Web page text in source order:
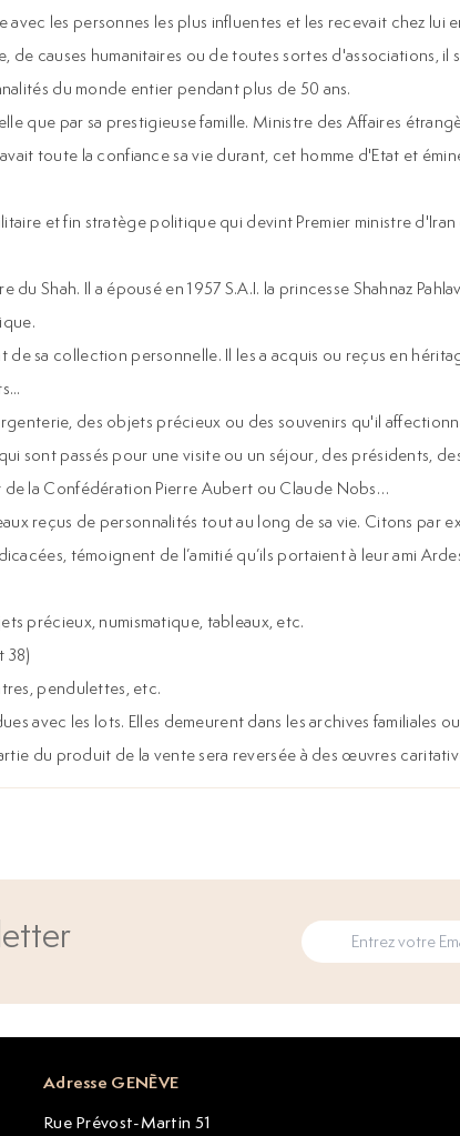
les personnes les plus influentes et les recevait chez lui
de causes humanitaires ou de toutes sortes d'associations,
du monde entier pendant plus de 50 ans.
que par sa prestigieuse famille. Ministre des Affaires
toute la confiance sa vie durant, cet homme d'Etat et
et fin stratège politique qui devint Premier ministre
Shah. Il a épousé en 1957 S.A.I. la princesse Shahnaz
sa collection personnelle. Il les a acquis ou reçus en
des objets précieux ou des souvenirs qu'il
sont passés pour une visite ou un séjour, des présidents,
de la Confédération Pierre Aubert ou Claude Nobs…
reçus de personnalités tout au long de sa vie. Citons par
témoignent de l’amitié qu’ils portaient à leur ami
précieux, numismatique, tableaux, etc.
38)
pendulettes, etc.
avec les lots. Elles demeurent dans les archives familiales
du produit de la vente sera reversée à des œuvres
Adresse GENÈVE
Rue Prévost-Martin 51